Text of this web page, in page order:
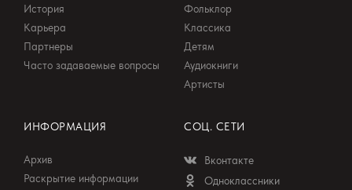
История
Карьера
Партнеры
Часто задаваемые вопросы
Фольклор
Классика
Детям
Аудиокниги
Артисты
ИНФОРМАЦИЯ
Архив
Раскрытие информации
СОЦ. СЕТИ
Вконтакте
Одноклассники